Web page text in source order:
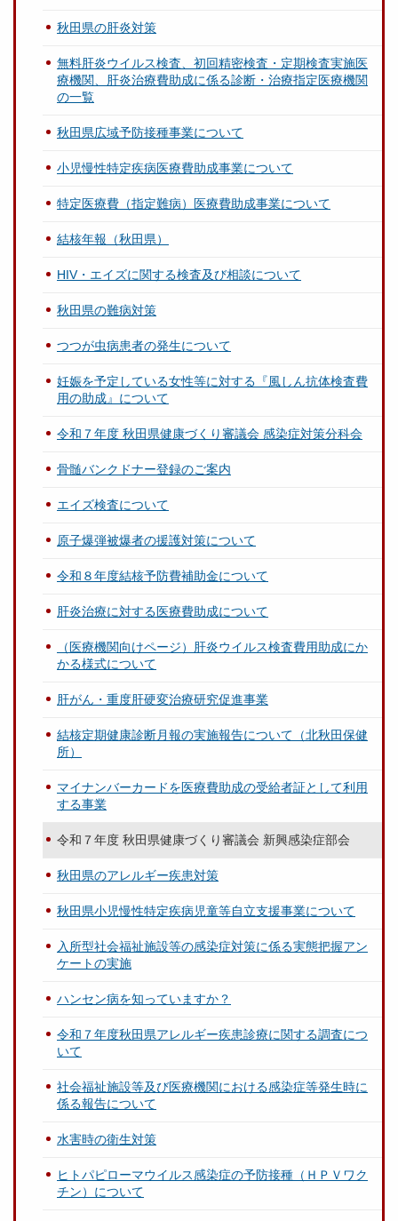
秋田県の肝炎対策
無料肝炎ウイルス検査、初回精密検査・定期検査実施医
療機関、肝炎治療費助成に係る診断・治療指定医療機関
の一覧
秋田県広域予防接種事業について
小児慢性特定疾病医療費助成事業について
特定医療費（指定難病）医療費助成事業について
結核年報（秋田県）
HIV・エイズに関する検査及び相談について
秋田県の難病対策
つつが虫病患者の発生について
妊娠を予定している女性等に対する『風しん抗体検査費
用の助成』について
令和７年度 秋田県健康づくり審議会 感染症対策分科会
骨髄バンクドナー登録のご案内
エイズ検査について
原子爆弾被爆者の援護対策について
令和８年度結核予防費補助金について
肝炎治療に対する医療費助成について
（医療機関向けページ）肝炎ウイルス検査費用助成にか
かる様式について
肝がん・重度肝硬変治療研究促進事業
結核定期健康診断月報の実施報告について（北秋田保健
所）
マイナンバーカードを医療費助成の受給者証として利用
する事業
令和７年度 秋田県健康づくり審議会 新興感染症部会
秋田県のアレルギー疾患対策
秋田県小児慢性特定疾病児童等自立支援事業について
入所型社会福祉施設等の感染症対策に係る実態把握アン
ケートの実施
ハンセン病を知っていますか？
令和７年度秋田県アレルギー疾患診療に関する調査につ
いて
社会福祉施設等及び医療機関における感染症等発生時に
係る報告について
水害時の衛生対策
ヒトパピローマウイルス感染症の予防接種（ＨＰＶワク
チン）について